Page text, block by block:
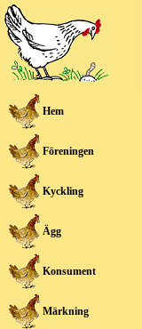
Hem
Föreningen
Kyckling
Ägg
Konsument
Märkning